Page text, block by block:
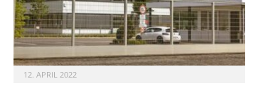
12. APRIL 2022